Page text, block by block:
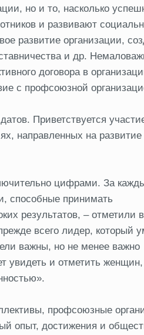
но и то, насколько
и развивают
развитие организации,
и др.
договора в
с профсоюзной
Приветствуется
направленных на развитие
цифрами. За
способные принимать
результатов, – отметили
всего лидер, который
важны, но не менее важно
увидеть и отметить
профсоюзные
опыт, достижения и